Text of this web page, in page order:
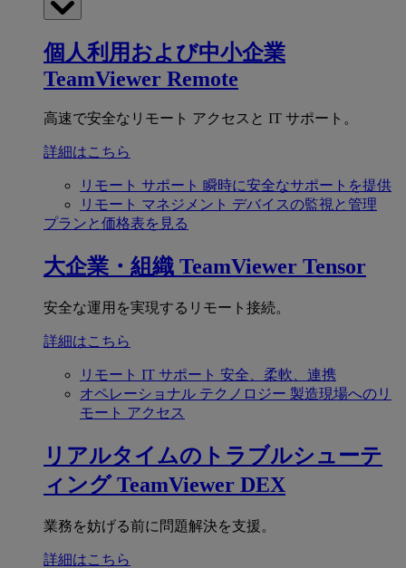
個人利用および中小企業
TeamViewer Remote
高速で安全なリモート アクセスと IT サポート。
詳細はこちら
リモート サポート 瞬時に安全なサポートを提供
リモート マネジメント デバイスの監視と管理
プランと価格表を見る
大企業・組織 TeamViewer Tensor
安全な運用を実現するリモート接続。
詳細はこちら
リモート IT サポート 安全、柔軟、連携
オペレーショナル テクノロジー 製造現場へのリ
モート アクセス
リアルタイムのトラブルシューテ
ィング TeamViewer DEX
業務を妨げる前に問題解決を支援。
詳細はこちら